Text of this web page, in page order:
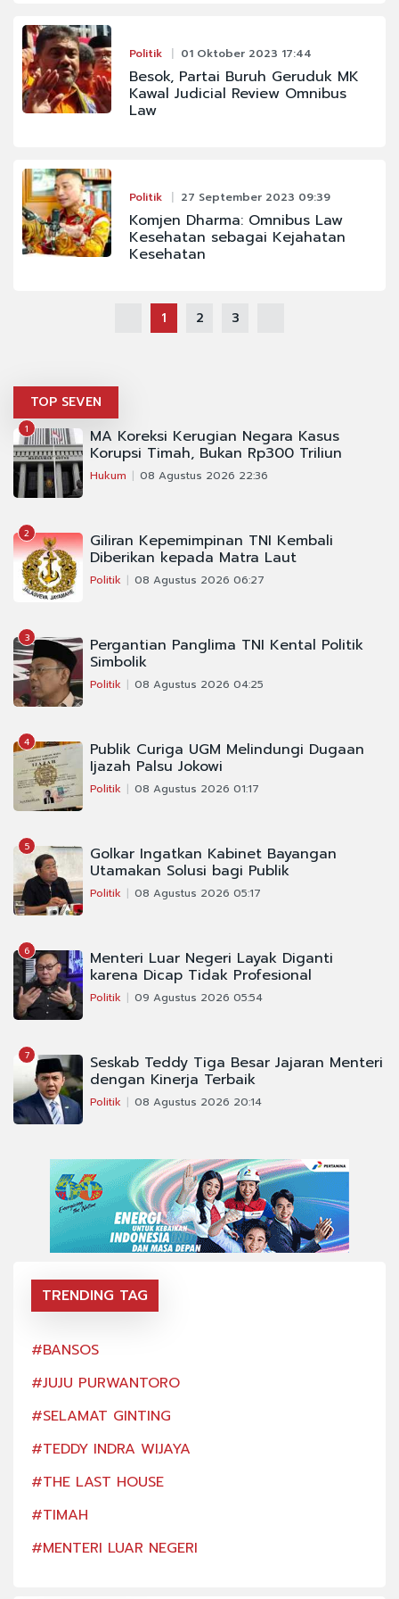
Politik 01 Oktober 2023 17:44
Besok, Partai Buruh Geruduk MK
Kawal Judicial Review Omnibus
Law
Politik 27 September 2023 09:39
Komjen Dharma: Omnibus Law
Kesehatan sebagai Kejahatan
Kesehatan
1 2 3
TOP SEVEN
1 MA Koreksi Kerugian Negara Kasus
Korupsi Timah, Bukan Rp300 Triliun
Hukum 08 Agustus 2026 22:36
2 Giliran Kepemimpinan TNI Kembali
Diberikan kepada Matra Laut
Politik 08 Agustus 2026 06:27
3 Pergantian Panglima TNI Kental Politik
Simbolik
Politik 08 Agustus 2026 04:25
4 Publik Curiga UGM Melindungi Dugaan
Ijazah Palsu Jokowi
Politik 08 Agustus 2026 01:17
5 Golkar Ingatkan Kabinet Bayangan
Utamakan Solusi bagi Publik
Politik 08 Agustus 2026 05:17
6 Menteri Luar Negeri Layak Diganti
karena Dicap Tidak Profesional
Politik 09 Agustus 2026 05:54
7 Seskab Teddy Tiga Besar Jajaran Menteri
dengan Kinerja Terbaik
Politik 08 Agustus 2026 20:14
TRENDING TAG
#BANSOS
#JUJU PURWANTORO
#SELAMAT GINTING
#TEDDY INDRA WIJAYA
#THE LAST HOUSE
#TIMAH
#MENTERI LUAR NEGERI